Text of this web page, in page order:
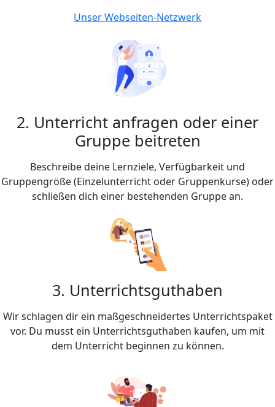
Unser Webseiten-Netzwerk
2. Unterricht anfragen oder einer
Gruppe beitreten
Beschreibe deine Lernziele, Verfügbarkeit und
Gruppengröße (Einzelunterricht oder Gruppenkurse) oder
schließen dich einer bestehenden Gruppe an.
3. Unterrichtsguthaben
Wir schlagen dir ein maßgeschneidertes Unterrichtspaket
vor. Du musst ein Unterrichtsguthaben kaufen, um mit
dem Unterricht beginnen zu können.